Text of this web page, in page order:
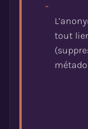
-
tout